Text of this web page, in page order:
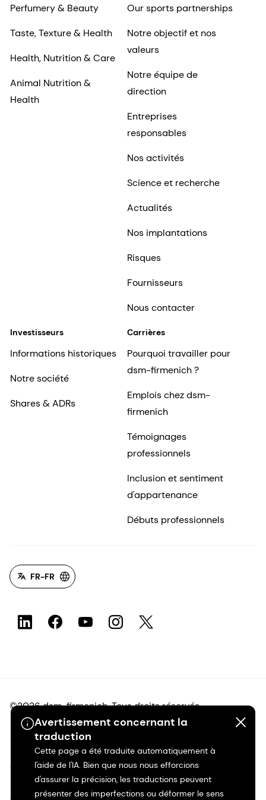
Avertissement concernant la
traduction
Cette page a été traduite automatiquement à
l'aide de l'IA. Bien que nous nous efforcions
d'assurer la précision, les traductions peuvent
présenter des imperfections ou déformer le sens
Perfumery & Beauty
Taste, Texture & Health
Health, Nutrition & Care
Animal Nutrition &
Health
Our sports partnerships
Notre objectif et nos
valeurs
Notre équipe de
direction
Entreprises
responsables
Nos activités
Science et recherche
Actualités
Nos implantations
Risques
Fournisseurs
Nous contacter
Investisseurs
Informations historiques
Notre société
Shares & ADRs
Carrières
Pourquoi travailler pour
dsm-firmenich ?
Emplois chez dsm-
firmenich
Témoignages
professionnels
Inclusion et sentiment
d'appartenance
Débuts professionnels
FR-FR
©2026 dsm-firmenich. Tous droits réservés.
Avis de confidentialité
Conditions d'utilisation